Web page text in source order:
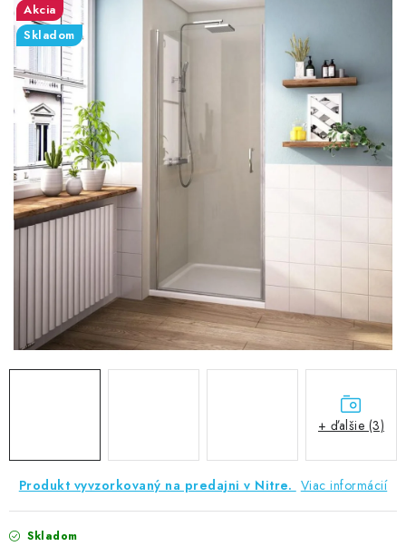
DOPLNKY
SANITA
VÝPREDAJ
PRÍSLUŠENSTVO K SPRCHOVÝM KÚTOM A
NÁHRADNÉ DIELY
Obchodné podmienky
Blog
Ochrana osobných údajov GDPR
Kontakty
Predajňa Nitra
Formulár na vrátenie tovaru
Produkt vyvzorkovaný na predajni v Nitre. Viac informácií
Skladom
Akcia
Skladom
+ ďalšie (3)